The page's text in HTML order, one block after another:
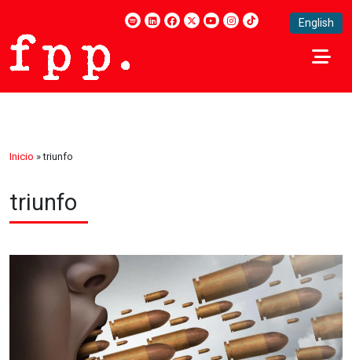
English
Inicio »triunfo
triunfo